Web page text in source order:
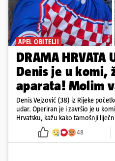
APEL OBITELJI
DRAMA HRVATA
Denis je u komi,
aparata! Molim
Denis Vejzović (38) iz Rijeke
udar. Operiran je i završio je u
Hrvatsku, kažu kako tamošnji
'Imamo 72 sata'
48